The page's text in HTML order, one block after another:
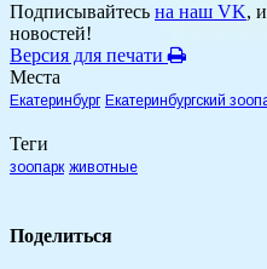
Подписывайтесь на наш VK,
новостей!
Версия для печати
Места
Екатеринбург Екатеринбургский
Теги
зоопарк животные
Поделиться